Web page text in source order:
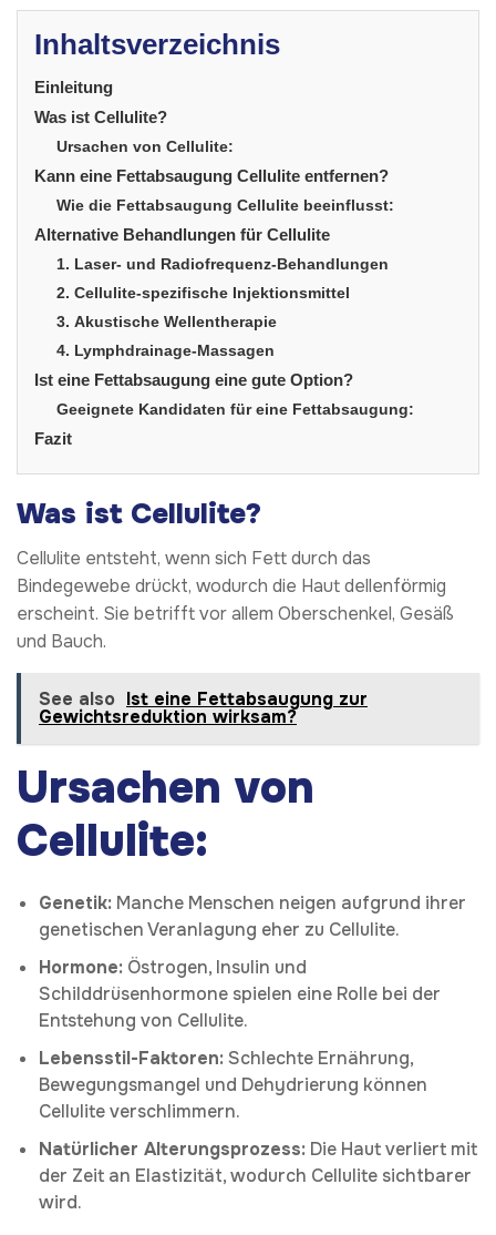
Inhaltsverzeichnis
Einleitung
Was ist Cellulite?
Ursachen von Cellulite:
Kann eine Fettabsaugung Cellulite entfernen?
Wie die Fettabsaugung Cellulite beeinflusst:
Alternative Behandlungen für Cellulite
1. Laser- und Radiofrequenz-Behandlungen
2. Cellulite-spezifische Injektionsmittel
3. Akustische Wellentherapie
4. Lymphdrainage-Massagen
Ist eine Fettabsaugung eine gute Option?
Geeignete Kandidaten für eine Fettabsaugung:
Fazit
Was ist Cellulite?
Cellulite entsteht, wenn sich Fett durch das
Bindegewebe drückt, wodurch die Haut dellenförmig
erscheint. Sie betrifft vor allem Oberschenkel, Gesäß
und Bauch.
See also Ist eine Fettabsaugung zur
Gewichtsreduktion wirksam?
Ursachen von
Cellulite:
Genetik: Manche Menschen neigen aufgrund ihrer
genetischen Veranlagung eher zu Cellulite.
Hormone: Östrogen, Insulin und
Schilddrüsenhormone spielen eine Rolle bei der
Entstehung von Cellulite.
Lebensstil-Faktoren: Schlechte Ernährung,
Bewegungsmangel und Dehydrierung können
Cellulite verschlimmern.
Natürlicher Alterungsprozess: Die Haut verliert mit
der Zeit an Elastizität, wodurch Cellulite sichtbarer
wird.